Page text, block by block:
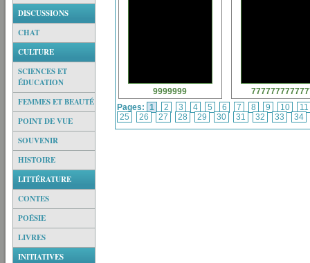
DISCUSSIONS
CHAT
CULTURE
SCIENCES ET
ÉDUCATION
FEMMES ET BEAUTÉ
POINT DE VUE
SOUVENIR
HISTOIRE
LITTÉRATURE
CONTES
POÉSIE
LIVRES
INITIATIVES
9999999
Pages: 1 2 3 4 5 6 7 8 9 10
11
25
26 27 28 29 30 31 32 33 34